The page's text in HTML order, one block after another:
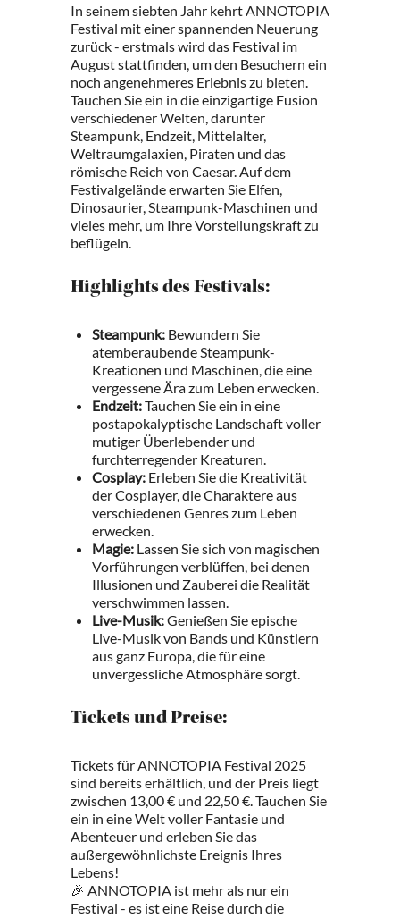
In seinem siebten Jahr kehrt ANNOTOPIA
Festival mit einer spannenden Neuerung
zurück - erstmals wird das Festival im
August stattfinden, um den Besuchern ein
noch angenehmeres Erlebnis zu bieten.
Tauchen Sie ein in die einzigartige Fusion
verschiedener Welten, darunter
Steampunk, Endzeit, Mittelalter,
Weltraumgalaxien, Piraten und das
römische Reich von Caesar. Auf dem
Festivalgelände erwarten Sie Elfen,
Dinosaurier, Steampunk-Maschinen und
vieles mehr, um Ihre Vorstellungskraft zu
beflügeln.
Highlights des Festivals:
Steampunk: Bewundern Sie
atemberaubende Steampunk-
Kreationen und Maschinen, die eine
vergessene Ära zum Leben erwecken.
Endzeit:Tauchen Sie ein in eine
postapokalyptische Landschaft voller
mutiger Überlebender und
furchterregender Kreaturen.
Cosplay: Erleben Sie die Kreativität
der Cosplayer, die Charaktere aus
verschiedenen Genres zum Leben
erwecken.
Magie: Lassen Sie sich von magischen
Vorführungen verblüffen, bei denen
Illusionen und Zauberei die Realität
verschwimmen lassen.
Live-Musik:Genießen Sie epische
Live-Musik von Bands und Künstlern
aus ganz Europa, die für eine
unvergessliche Atmosphäre sorgt.
Tickets und Preise:
Tickets für ANNOTOPIA Festival 2025
sind bereits erhältlich, und der Preis liegt
zwischen 13,00 € und 22,50 €. Tauchen Sie
ein in eine Welt voller Fantasie und
Abenteuer und erleben Sie das
außergewöhnlichste Ereignis Ihres
Lebens!
🎉 ANNOTOPIA ist mehr als nur ein
Festival - es ist eine Reise durch die